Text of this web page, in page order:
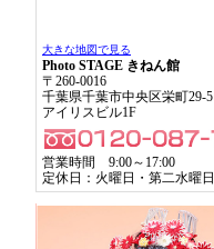
大きな地図で見る
Photo STAGE きねん館
〒260-0016
千葉県千葉市中央区栄町29-5
アイリスビル1F
営業時間 9:00～17:00
定休日：火曜日・第二水曜日